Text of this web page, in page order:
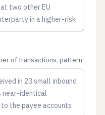
of transactions, pattern.